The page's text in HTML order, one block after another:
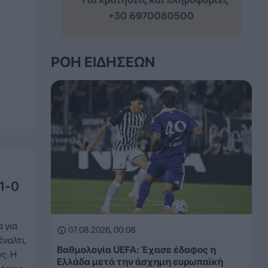
0
για
Η
ΡΟΉ ΕΙΔΉΣΕΩΝ
07.08.2026, 00:08
Βαθμολογία UEFA: Έχασε έδαφος η
Ελλάδα μετά την άσχημη ευρωπαϊκή